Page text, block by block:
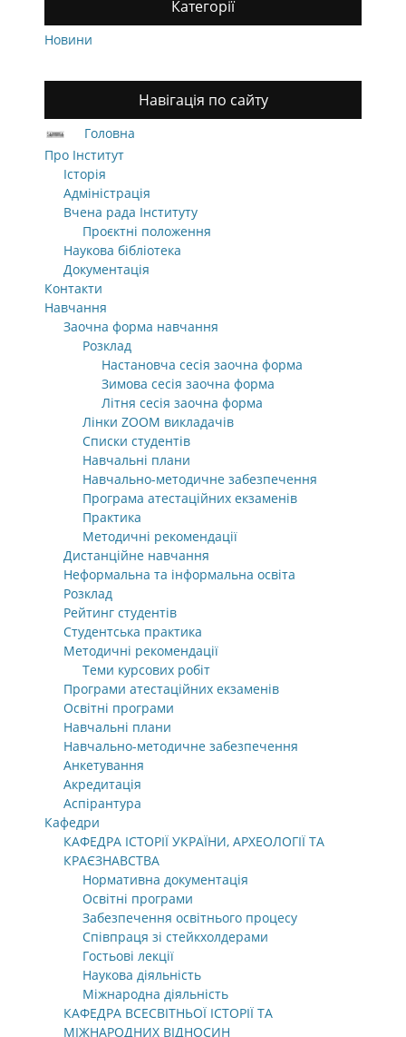
Категорії
Новини
Навігація по сайту
Головна
Про Інститут
Історія
Адміністрація
Вчена рада Інституту
Проєктні положення
Наукова бібліотека
Документація
Контакти
Навчання
Заочна форма навчання
Розклад
Настановча сесія заочна форма
Зимова сесія заочна форма
Літня сесія заочна форма
Лінки ZOOM викладачів
Списки студентів
Навчальні плани
Навчально-методичне забезпечення
Програма атестаційних екзаменів
Практика
Методичні рекомендації
Дистанційне навчання
Неформальна та інформальна освіта
Розклад
Рейтинг студентів
Студентська практика
Методичні рекомендації
Теми курсових робіт
Програми атестаційних екзаменів
Освітні програми
Навчальні плани
Навчально-методичне забезпечення
Анкетування
Акредитація
Аспірантура
Кафедри
КАФЕДРА ІСТОРІЇ УКРАЇНИ, АРХЕОЛОГІЇ ТА
КРАЄЗНАВСТВА
Нормативна документація
Освітні програми
Забезпечення освітнього процесу
Співпраця зі стейкхолдерами
Гостьові лекції
Наукова діяльність
Міжнародна діяльність
КАФЕДРА ВСЕСВІТНЬОЇ ІСТОРІЇ ТА
МІЖНАРОДНИХ ВІДНОСИН